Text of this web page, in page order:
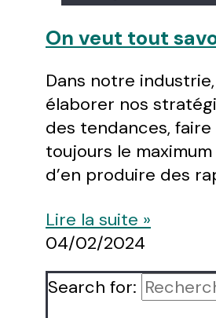
On veut tout
Dans notre
élaborer nos
des tendances,
toujours le
d’en produire des
Lire la suite »
04/02/2024
Search for: